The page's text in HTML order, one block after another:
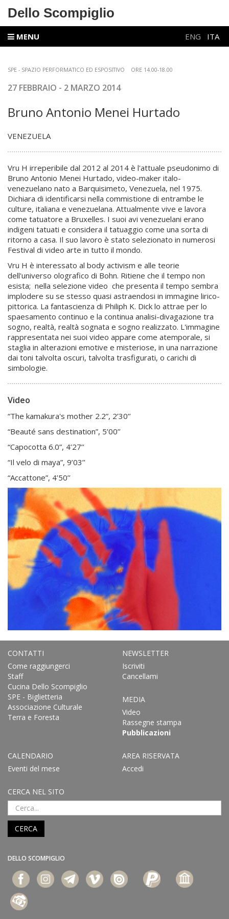
Dello Scompiglio
MENU ENG ITA
SPE - SPAZIO PERFORMATICO ED ESPOSITIVO ORE 14.00-18.00
27 FEBBRAIO - 2 MARZO 2014
Bruno Antonio Menei Hurtado
VENEZUELA
Vru H irreperibile dal 2012 al 2014 è l'attuale pseudonimo di
Bruno Antonio Menei Hurtado, video-maker italo-
venezuelano nato a Barquisimeto, Venezuela, nel 1975.
Dichiara di identificarsi nella commistione di entrambe le
culture, italiana e venezuelana. Attualmente vive e lavora
come tatuatore a Bruxelles. I suoi avi venezuelani erano
indigeni tatuati e considera il tatuaggio come una sorta di
ritorno a casa. Il suo lavoro è stato selezionato in numerosi
Festival di video arte in tutto il mondo.
Vru H è interessato al body activism e alle teorie
dell'universo olografico di Bohn. Ritiene che il tempo non
esista; nella selezione video che presenta il tempo sembra
implodere su se stesso quasi astraendosi in immagine lirico-
pittorica. La fantascienza di Philiph K. Dick lo attrae per lo
spaesamento continuo e la continua analisi-divagazione tra
sogno, realtà, realtà sognata e sogno realizzato. L'immagine
rappresentata nei suoi video appare come atemporale, si
staglia in alterazioni emotive e misteriose, in una narrazione
dai toni talvolta oscuri, talvolta trasfigurati, o carichi di
simbologie.
Video
“The kamakura's mother 2.2”, 2’30’’
“Beauté sans destination”, 5’00’’
“Capocotta 6.0”, 4’27’’
“Il velo di maya”, 9’03’’
“Accattone”, 4’50’’
CONTATTI
Come raggiungerci
Staff
Cucina Dello Scompiglio
SPE - Biglietteria
Associazione Culturale
Terra e Foresta
NEWSLETTER
Iscriviti
Cancellami
MEDIA
Video
Rassegne stampa
Pubblicazioni
CALENDARIO
Eventi del mese
AREA RISERVATA
Accedi
CERCA NEL SITO
CERCA
DELLO SCOMPIGLIO